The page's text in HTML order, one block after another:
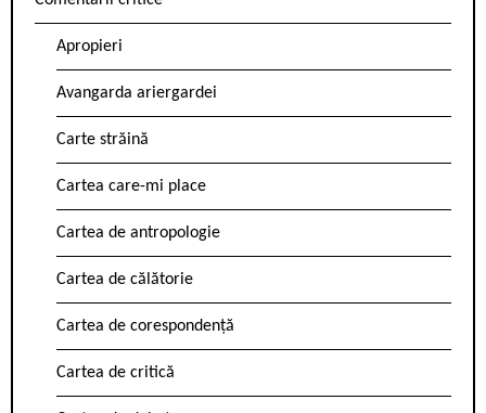
Apropieri
Avangarda ariergardei
Carte străină
Cartea care-mi place
Cartea de antropologie
Cartea de călătorie
Cartea de corespondență
Cartea de critică